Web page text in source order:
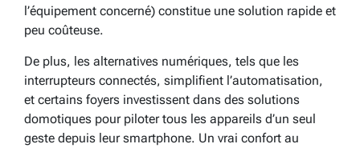
l’équipement concerné) constitue une solution rapide et
peu coûteuse.
De plus, les alternatives numériques, tels que les
interrupteurs connectés, simplifient l’automatisation,
et certains foyers investissent dans des solutions
domotiques pour piloter tous les appareils d’un seul
geste depuis leur smartphone. Un vrai confort au